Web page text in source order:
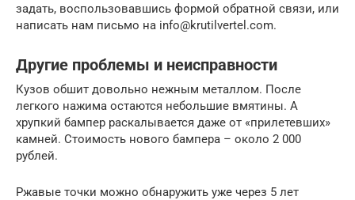
задать, воспользовавшись формой обратной связи, или
написать нам письмо на info@krutilvertel.com.
Другие проблемы и неисправности
Кузов обшит довольно нежным металлом. После
легкого нажима остаются небольшие вмятины. А
хрупкий бампер раскалывается даже от «прилетевших»
камней. Стоимость нового бампера – около 2 000
рублей.
Ржавые точки можно обнаружить уже через 5 лет